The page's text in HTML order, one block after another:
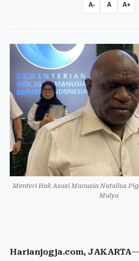
A- A A+
Menteri Hak Asasi Manusia Natalius
Mulya
Harianjogja.com, JAKARTA